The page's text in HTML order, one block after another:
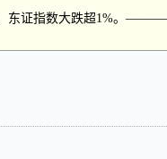
东证指数大跌超1%。